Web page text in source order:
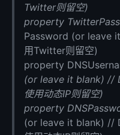
Twitter则留空)
property
Password (or leave
用Twitter则留空)
property
(or leave it blank) //
使用动态IP则留空)
property
(or leave it blank) //